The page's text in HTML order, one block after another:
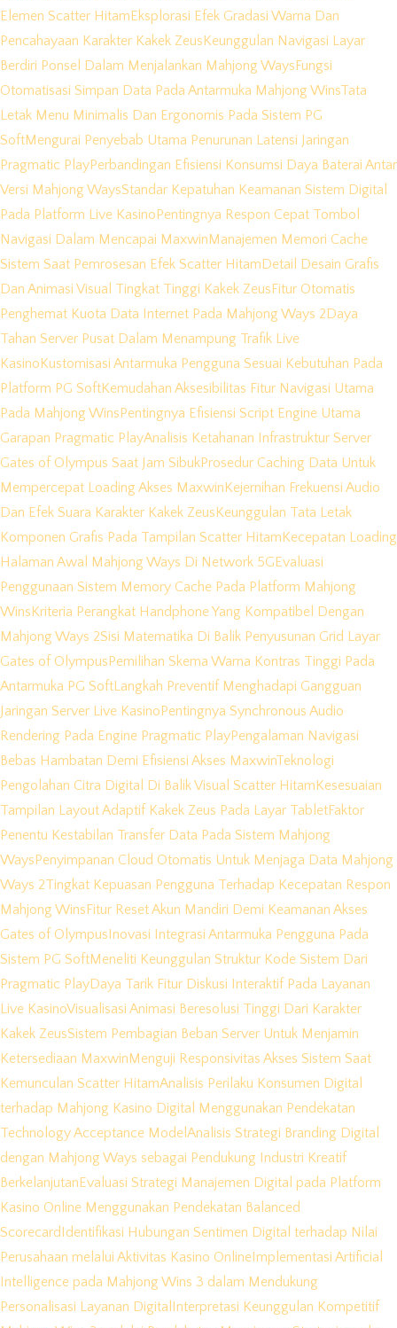
Elemen Scatter HitamEksplorasi Efek Gradasi Warna Dan
Pencahayaan Karakter Kakek ZeusKeunggulan Navigasi Layar
Berdiri Ponsel Dalam Menjalankan Mahjong WaysFungsi
Otomatisasi Simpan Data Pada Antarmuka Mahjong WinsTata
Letak Menu Minimalis Dan Ergonomis Pada Sistem PG
SoftMengurai Penyebab Utama Penurunan Latensi Jaringan
Pragmatic PlayPerbandingan Efisiensi Konsumsi Daya Baterai Antar
Versi Mahjong WaysStandar Kepatuhan Keamanan Sistem Digital
Pada Platform Live KasinoPentingnya Respon Cepat Tombol
Navigasi Dalam Mencapai MaxwinManajemen Memori Cache
Sistem Saat Pemrosesan Efek Scatter HitamDetail Desain Grafis
Dan Animasi Visual Tingkat Tinggi Kakek ZeusFitur Otomatis
Penghemat Kuota Data Internet Pada Mahjong Ways 2Daya
Tahan Server Pusat Dalam Menampung Trafik Live
KasinoKustomisasi Antarmuka Pengguna Sesuai Kebutuhan Pada
Platform PG SoftKemudahan Aksesibilitas Fitur Navigasi Utama
Pada Mahjong WinsPentingnya Efisiensi Script Engine Utama
Garapan Pragmatic PlayAnalisis Ketahanan Infrastruktur Server
Gates of Olympus Saat Jam SibukProsedur Caching Data Untuk
Mempercepat Loading Akses MaxwinKejernihan Frekuensi Audio
Dan Efek Suara Karakter Kakek ZeusKeunggulan Tata Letak
Komponen Grafis Pada Tampilan Scatter HitamKecepatan Loading
Halaman Awal Mahjong Ways Di Network 5GEvaluasi
Penggunaan Sistem Memory Cache Pada Platform Mahjong
WinsKriteria Perangkat Handphone Yang Kompatibel Dengan
Mahjong Ways 2Sisi Matematika Di Balik Penyusunan Grid Layar
Gates of OlympusPemilihan Skema Warna Kontras Tinggi Pada
Antarmuka PG SoftLangkah Preventif Menghadapi Gangguan
Jaringan Server Live KasinoPentingnya Synchronous Audio
Rendering Pada Engine Pragmatic PlayPengalaman Navigasi
Bebas Hambatan Demi Efisiensi Akses MaxwinTeknologi
Pengolahan Citra Digital Di Balik Visual Scatter HitamKesesuaian
Tampilan Layout Adaptif Kakek Zeus Pada Layar TabletFaktor
Penentu Kestabilan Transfer Data Pada Sistem Mahjong
WaysPenyimpanan Cloud Otomatis Untuk Menjaga Data Mahjong
Ways 2Tingkat Kepuasan Pengguna Terhadap Kecepatan Respon
Mahjong WinsFitur Reset Akun Mandiri Demi Keamanan Akses
Gates of OlympusInovasi Integrasi Antarmuka Pengguna Pada
Sistem PG SoftMeneliti Keunggulan Struktur Kode Sistem Dari
Pragmatic PlayDaya Tarik Fitur Diskusi Interaktif Pada Layanan
Live KasinoVisualisasi Animasi Beresolusi Tinggi Dari Karakter
Kakek ZeusSistem Pembagian Beban Server Untuk Menjamin
Ketersediaan MaxwinMenguji Responsivitas Akses Sistem Saat
Kemunculan Scatter HitamAnalisis Perilaku Konsumen Digital
terhadap Mahjong Kasino Digital Menggunakan Pendekatan
Technology Acceptance Model Analisis Strategi Branding Digital
dengan Mahjong Ways sebagai Pendukung Industri Kreatif
BerkelanjutanEvaluasi Strategi Manajemen Digital pada Platform
Kasino Online Menggunakan Pendekatan Balanced
ScorecardIdentifikasi Hubungan Sentimen Digital terhadap Nilai
Perusahaan melalui Aktivitas Kasino OnlineImplementasi Artificial
Intelligence pada Mahjong Wins 3 dalam Mendukung
Personalisasi Layanan Digital Interpretasi Keunggulan Kompetitif